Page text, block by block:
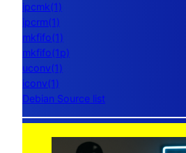
ipcmk(1)
ipcrm(1)
mkfifo(1)
mkfifo(1p)
uconv(1)
iconv(1)
Debian Source list